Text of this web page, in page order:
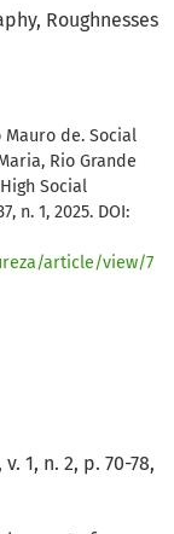
Roughnesses
Mauro de. Social
Rio Grande
Social
n. 1, 2025. DOI:
article/view/7
1, n. 2, p. 70-78,